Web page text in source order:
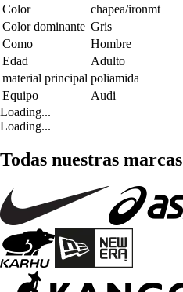
Color
chapea/ironmt
Color dominante Gris
Como
Hombre
Edad
Adulto
material principal poliamida
Equipo
Audi
Loading...
Loading...
Todas nuestras marcas